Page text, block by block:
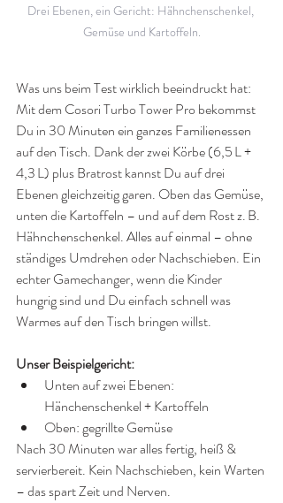
Drei Ebenen, ein Gericht: Hähnchenschenkel,
Gemüse und Kartoffeln.
Was uns beim Test wirklich beeindruckt hat:
Mit dem Cosori Turbo Tower Pro bekommst
Du in 30 Minuten ein ganzes Familienessen
auf den Tisch. Dank der zwei Körbe (6,5 L +
4,3 L) plus Bratrost kannst Du auf drei
Ebenen gleichzeitig garen. Oben das Gemüse,
unten die Kartoffeln – und auf dem Rost z. B.
Hähnchenschenkel. Alles auf einmal – ohne
ständiges Umdrehen oder Nachschieben. Ein
echter Gamechanger, wenn die Kinder
hungrig sind und Du einfach schnell was
Warmes auf den Tisch bringen willst.
Unser Beispielgericht:
Unten auf zwei Ebenen:
Hänchenschenkel + Kartoffeln
Oben: gegrillte Gemüse
Nach 30 Minuten war alles fertig, heiß &
servierbereit. Kein Nachschieben, kein Warten
– das spart Zeit und Nerven.